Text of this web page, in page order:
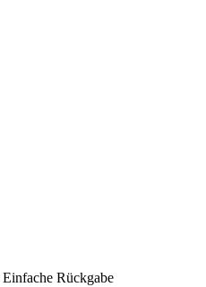
Einfache Rückgabe